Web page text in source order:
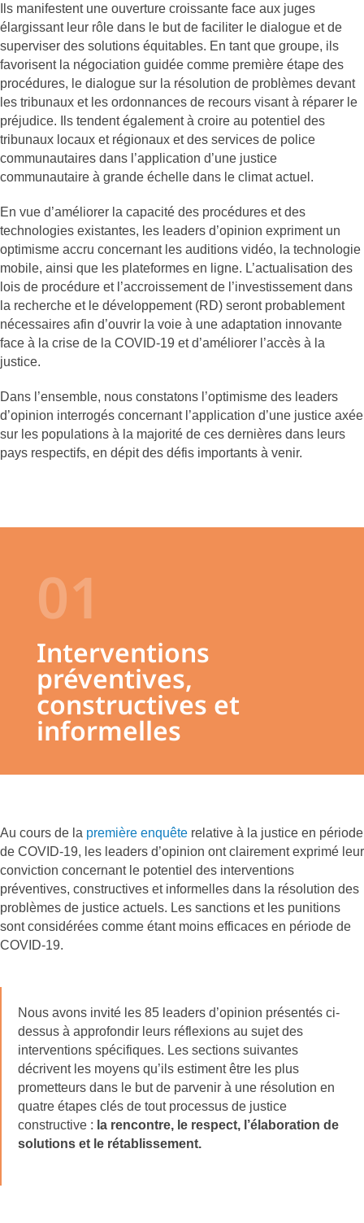
Ils manifestent une ouverture croissante face aux juges
élargissant leur rôle dans le but de faciliter le dialogue et de
superviser des solutions équitables. En tant que groupe, ils
favorisent la négociation guidée comme première étape des
procédures, le dialogue sur la résolution de problèmes devant
les tribunaux et les ordonnances de recours visant à réparer le
préjudice. Ils tendent également à croire au potentiel des
tribunaux locaux et régionaux et des services de police
communautaires dans l’application d’une justice
communautaire à grande échelle dans le climat actuel.
En vue d’améliorer la capacité des procédures et des
technologies existantes, les leaders d’opinion expriment un
optimisme accru concernant les auditions vidéo, la technologie
mobile, ainsi que les plateformes en ligne. L’actualisation des
lois de procédure et l’accroissement de l’investissement dans
la recherche et le développement (RD) seront probablement
nécessaires afin d’ouvrir la voie à une adaptation innovante
face à la crise de la COVID-19 et d’améliorer l’accès à la
justice.
Dans l’ensemble, nous constatons l’optimisme des leaders
d’opinion interrogés concernant l’application d’une justice axée
sur les populations à la majorité de ces dernières dans leurs
pays respectifs, en dépit des défis importants à venir.
01
Interventions
préventives,
constructives et
informelles
Au cours de la première enquête relative à la justice en période
de COVID-19, les leaders d’opinion ont clairement exprimé leur
conviction concernant le potentiel des interventions
préventives, constructives et informelles dans la résolution des
problèmes de justice actuels. Les sanctions et les punitions
sont considérées comme étant moins efficaces en période de
COVID-19.
Nous avons invité les 85 leaders d’opinion présentés ci-
dessus à approfondir leurs réflexions au sujet des
interventions spécifiques. Les sections suivantes
décrivent les moyens qu’ils estiment être les plus
prometteurs dans le but de parvenir à une résolution en
quatre étapes clés de tout processus de justice
constructive : la rencontre, le respect, l’élaboration de
solutions et le rétablissement.